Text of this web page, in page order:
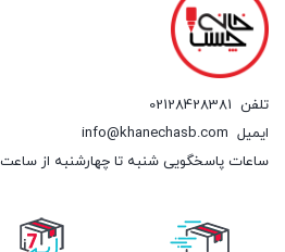
تلفن 02128428381
ایمیل info@khanechasb.com
ساعات پاسخگویی شنبه تا چهارشنبه از ساعت 9 الی 19 و پنج شنبه از 9 الی 14